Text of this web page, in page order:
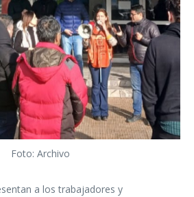
Foto: Archivo
a los trabajadores y